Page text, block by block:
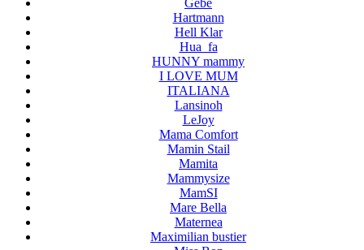
Gebe
Hartmann
Hell Klar
Hua_fa
HUNNY mammy
I LOVE MUM
ITALIANA
Lansinoh
LeJoy
Mama Comfort
Mamin Stail
Mamita
Mammysize
MamSI
Mare Bella
Maternea
Maximilian bustier